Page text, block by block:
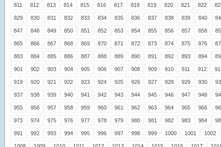
811 812 813 814 815 816 817 818 819 820 821 822
829 830 831 832 833 834 835 836 837 838 839 840
847 848 849 850 851 852 853 854 855 856 857 858
865 866 867 868 869 870 871 872 873 874 875 876
883 884 885 886 887 888 889 890 891 892 893 894
901 902 903 904 905 906 907 908 909 910 911 912
919 920 921 922 923 924 925 926 927 928 929 930
937 938 939 940 941 942 943 944 945 946 947 948
955 956 957 958 959 960 961 962 963 964 965 966
973 974 975 976 977 978 979 980 981 982 983 984
991 992 993 994 995 996 997 998 999 1000 1001 1002
1008 1009 1010 1011 1012 1013 1014 1015 1016 1017